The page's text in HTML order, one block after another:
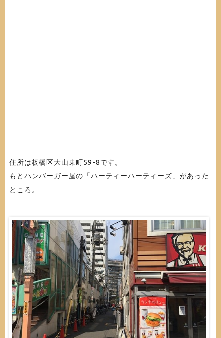
住所は板橋区大山東町59-8です。
もとハンバーガー屋の「ハーティーハーティーズ」があった
ところ。